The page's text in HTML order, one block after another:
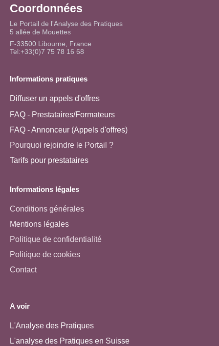
Coordonnées
Le Portail de l'Analyse des Pratiques
5 allée de Mouettes
F-33500 Libourne, France
Tel:+33(0)7 75 78 16 68
Informations pratiques
Diffuser un appels d'offres
FAQ - Prestataires/Formateurs
FAQ - Annonceur (Appels d'offres)
Pourquoi rejoindre le Portail ?
Tarifs pour prestataires
Informations légales
Conditions générales
Mentions légales
Politique de confidentialité
Politique de cookies
Contact
A voir
L'Analyse des Pratiques
L'analyse des Pratiques en Suisse